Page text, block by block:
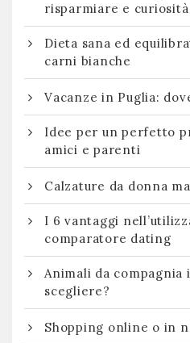
risparmiare e curiosità
Dieta sana ed
carni bianche
Vacanze in Puglia:
Idee per un perfetto
amici e parenti
Calzature da donna
I 6 vantaggi
comparatore dating
Animali da compagnia
scegliere?
Shopping online o in